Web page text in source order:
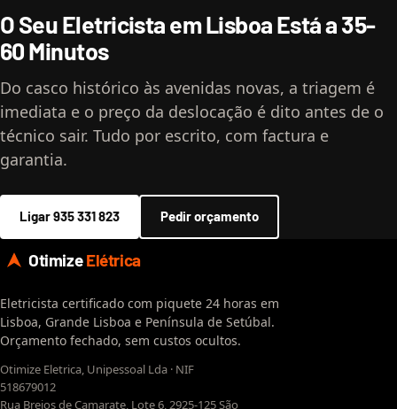
O Seu Eletricista em Lisboa Está a 35-
60 Minutos
Do casco histórico às avenidas novas, a triagem é
imediata e o preço da deslocação é dito antes de o
técnico sair. Tudo por escrito, com factura e
garantia.
Ligar 935 331 823 Pedir orçamento
OtimizeElétrica
Eletricista certificado com piquete 24 horas em
Lisboa, Grande Lisboa e Península de Setúbal.
Orçamento fechado, sem custos ocultos.
Otimize Eletrica, Unipessoal Lda · NIF
518679012
Rua Brejos de Camarate, Lote 6, 2925-125 São